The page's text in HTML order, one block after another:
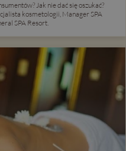
Jak nie dać się oszukać?
kosmetologii, Manager SPA
SPA Resort.